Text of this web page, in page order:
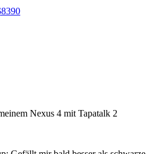
Nexus 4 mit Tapatalk 2